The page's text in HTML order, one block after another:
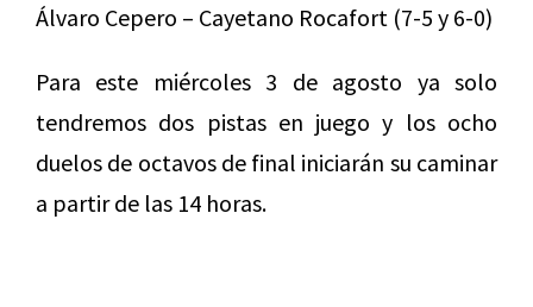
Álvaro Cepero – Cayetano Rocafort (7-5 y 6-0)
Para este miércoles 3 de agosto ya solo
tendremos dos pistas en juego y los ocho
duelos de octavos de final iniciarán su caminar
a partir de las 14 horas.